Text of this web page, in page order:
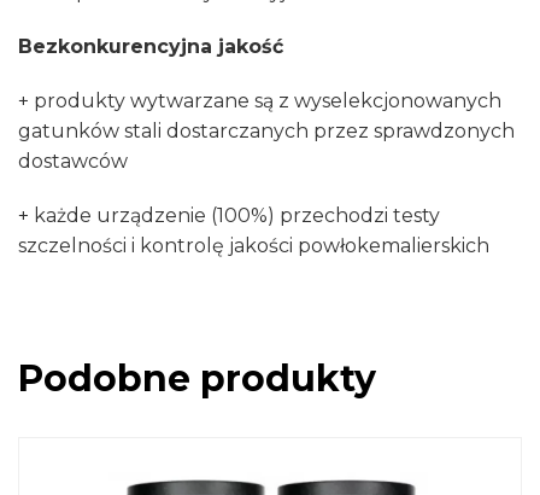
Bezkonkurencyjna jakość
+ produkty wytwarzane są z wyselekcjonowanych
gatunków stali dostarczanych przez sprawdzonych
dostawców
+ każde urządzenie (100%) przechodzi testy
szczelności i kontrolę jakości powłokemalierskich
Podobne produkty